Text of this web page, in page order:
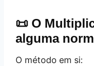
📜 O
alguma
O método em si: